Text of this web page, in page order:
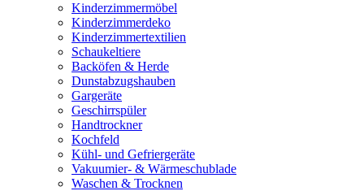
Kinderzimmermöbel
Kinderzimmerdeko
Kinderzimmertextilien
Schaukeltiere
Backöfen & Herde
Dunstabzugshauben
Gargeräte
Geschirrspüler
Handtrockner
Kochfeld
Kühl- und Gefriergeräte
Vakuumier- & Wärmeschublade
Waschen & Trocknen